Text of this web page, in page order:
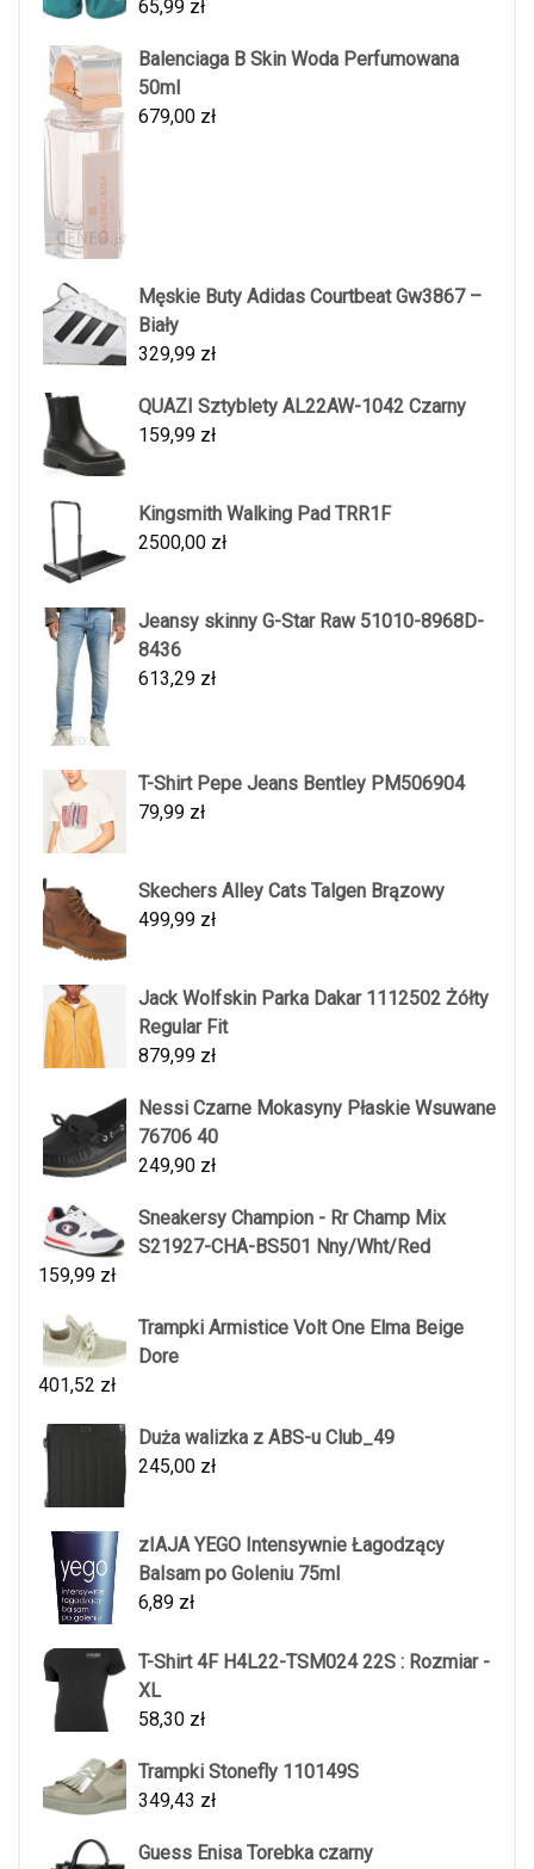
65,99 zł
Balenciaga B Skin Woda Perfumowana
50ml
679,00 zł
Męskie Buty Adidas Courtbeat Gw3867 –
Biały
329,99 zł
QUAZI Sztyblety AL22AW-1042 Czarny
159,99 zł
Kingsmith Walking Pad TRR1F
2500,00 zł
Jeansy skinny G-Star Raw 51010-8968D-
8436
613,29 zł
T-Shirt Pepe Jeans Bentley PM506904
79,99 zł
Skechers Alley Cats Talgen Brązowy
499,99 zł
Jack Wolfskin Parka Dakar 1112502 Żółty
Regular Fit
879,99 zł
Nessi Czarne Mokasyny Płaskie Wsuwane
76706 40
249,90 zł
Sneakersy Champion - Rr Champ Mix
S21927-CHA-BS501 Nny/Wht/Red
159,99 zł
Trampki Armistice Volt One Elma Beige
Dore
401,52 zł
Duża walizka z ABS-u Club_49
245,00 zł
zIAJA YEGO Intensywnie Łagodzący
Balsam po Goleniu 75ml
6,89 zł
T-Shirt 4F H4L22-TSM024 22S : Rozmiar -
XL
58,30 zł
Trampki Stonefly 110149S
349,43 zł
Guess Enisa Torebka czarny